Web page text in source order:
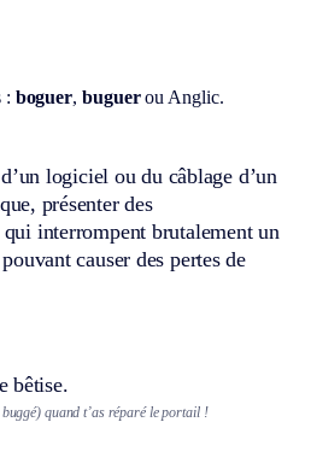
: boguer, buguerou Anglic.
logiciel ou du câblage d’un
présenter des
interrompent brutalement un
causer des pertes de
bêtise.
buggé) quand t’as réparé le portail !